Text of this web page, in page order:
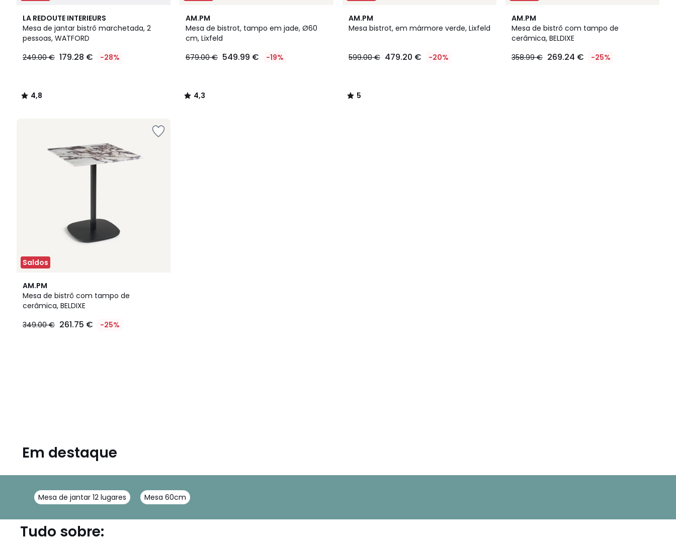
LA REDOUTE INTERIEURS
Mesa de jantar bistrô marchetada, 2
pessoas, WATFORD
€
249.00
aplicado.
249.00 € 179.28 € -28%
4,8
/ 5
4,8
/
AM.PM
Mesa de bistrot, tampo em jade, Ø60
cm, Lixfeld
679.00 € 549.99 € -19%
4,3
/ 5
4,3
/
AM.PM
Mesa bistrot, em mármore verde, Lixfeld
599.00 € 479.20 € -20%
5
/
5
/
AM.PM
Mesa de bistrô com tampo de
cerâmica, BELDIXE
358.99 € 269.24 € -25%
Saldos
AM.PM
Mesa de bistrô com tampo de
cerâmica, BELDIXE
349.00 € 261.75 € -25%
Em destaque
Mesa de jantar 12 lugares Mesa 60cm
Tudo sobre: